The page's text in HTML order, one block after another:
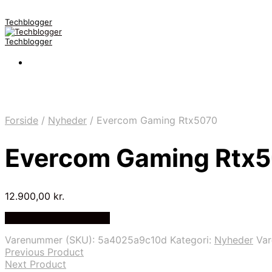
Techblogger
Techblogger
Forside / Nyheder / Evercom Gaming Rtx5070
Evercom Gaming
12.900,00 kr.
Varenummer (SKU): 5a4025a9c10d Kategori: Nyheder
Previous Product
Next Product